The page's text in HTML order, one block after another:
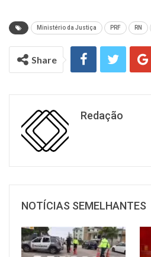
Ministério da Justiça PRF RN
Share
Redação
NOTÍCIAS SEMELHANTES